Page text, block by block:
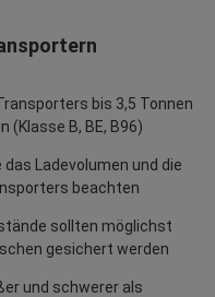
bis 3,5 Tonnen
(Klasse B, BE, B96)
Ladevolumen und die
beachten
sollten möglichst
gesichert werden
und schwerer als